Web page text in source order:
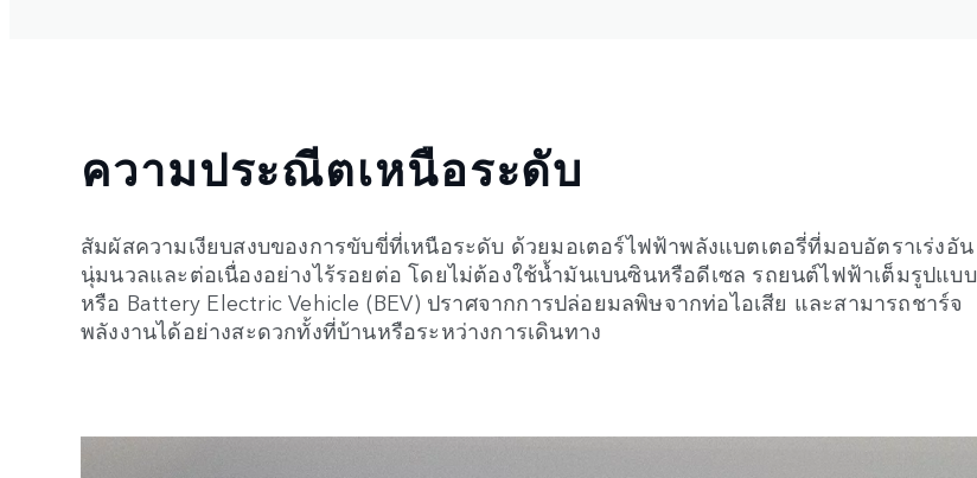
ความประณีตเหนือระดับ
สัมผัสความเงียบสงบของการขับขี่ที่เหนือระดับ ด้วยมอเตอร์ไฟฟ้าพลังแบตเตอรี่ที่มอบอัตราเร่งอัน
นุ่มนวลและต่อเนื่องอย่างไร้รอยต่อ โดยไม่ต้องใช้น้ำมันเบนซินหรือดีเซล รถยนต์ไฟฟ้าเต็มรูปแบบ
หรือ Battery Electric Vehicle (BEV) ปราศจากการปล่อยมลพิษจากท่อไอเสีย และสามารถชาร์จ
พลังงานได้อย่างสะดวกทั้งที่บ้านหรือระหว่างการเดินทาง